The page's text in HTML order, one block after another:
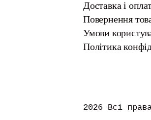
Доставка і
Повернення
Умови
Політика
2026 Всі